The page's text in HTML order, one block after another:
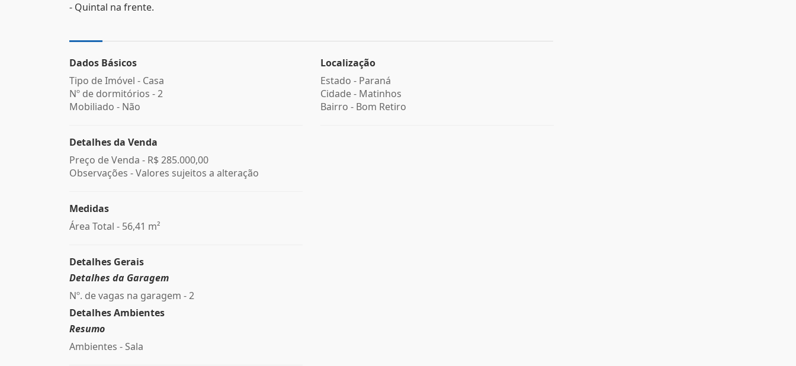
- Quintal na frente.
Dados Básicos
Tipo de Imóvel - Casa
Nº de dormitórios - 2
Mobiliado - Não
Detalhes da Venda
Preço de Venda - R$ 285.000,00
Observações - Valores sujeitos a alteração
Medidas
Área Total - 56,41 m²
Detalhes Gerais
Detalhes da Garagem
Nº. de vagas na garagem - 2
Detalhes Ambientes
Resumo
Ambientes - Sala
Localização
Estado - Paraná
Cidade - Matinhos
Bairro - Bom Retiro